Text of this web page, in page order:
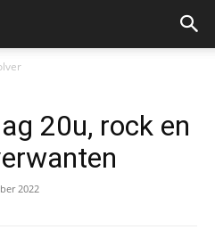
20u, rock en
2022